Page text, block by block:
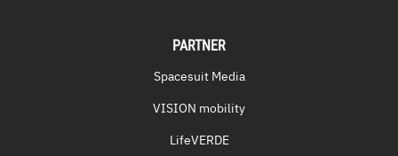
PARTNER
Spacesuit Media
VISION mobility
LifeVERDE